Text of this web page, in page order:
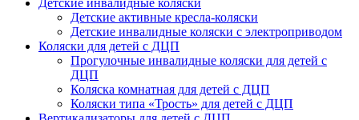
Детские инвалидные коляски
Детские активные кресла-коляски
Детские инвалидные коляски с электроприводом
Коляски для детей с ДЦП
Прогулочные инвалидные коляски для детей с
ДЦП
Коляска комнатная для детей с ДЦП
Коляски типа «Трость» для детей с ДЦП